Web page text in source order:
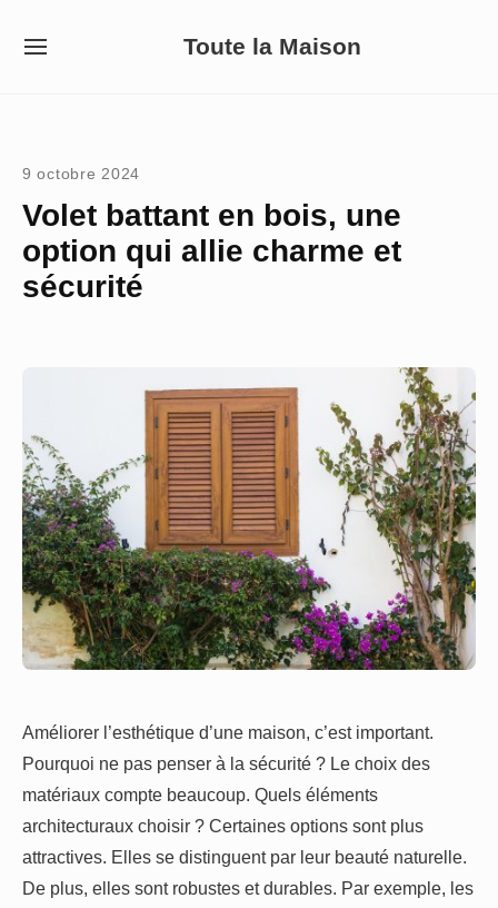
Toute la Maison
SITE
9 octobre 2024
Volet battant en bois, une
option qui allie charme et
sécurité
Améliorer l’esthétique d’une maison, c’est important.
Pourquoi ne pas penser à la sécurité ? Le choix des
matériaux compte beaucoup. Quels éléments
architecturaux choisir ? Certaines options sont plus
attractives. Elles se distinguent par leur beauté naturelle.
De plus, elles sont robustes et durables. Par exemple, les